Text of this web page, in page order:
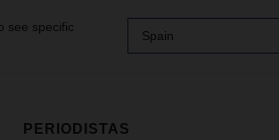
see specific
Spain
PERIODISTAS